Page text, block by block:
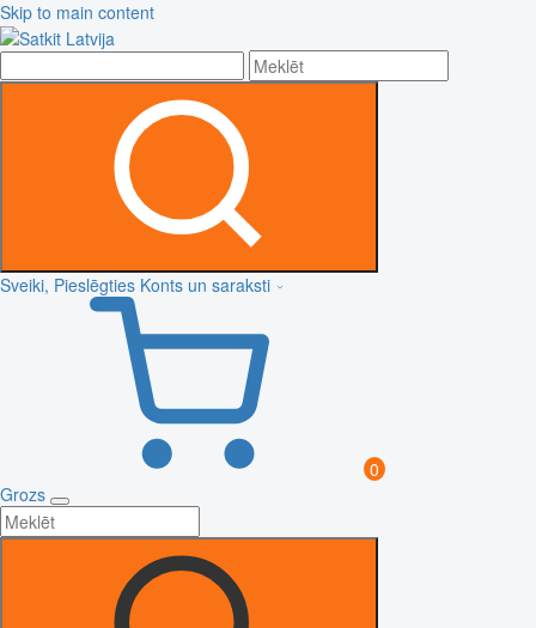
Skip to main content
Sveiki, Pieslēgties Konts un saraksti
0
Grozs